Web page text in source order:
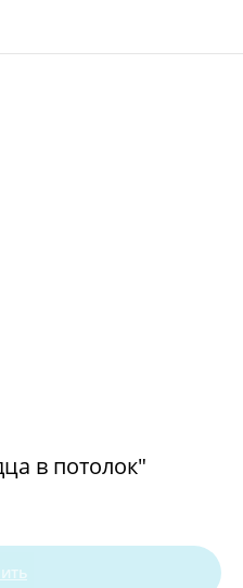
в потолок"